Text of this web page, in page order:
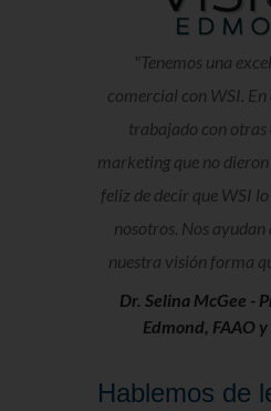
"Tenemos una
comercial con WSI. En
trabajado con otras
marketing que no
feliz de decir que WSI
nosotros. Nos
nuestra visión forma
Dr. Selina McGee -
Edmond, FAAO
Hablemos de